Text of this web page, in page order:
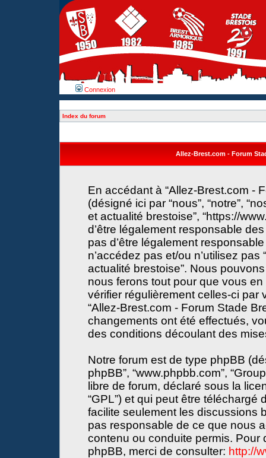
Connexion
Index du forum
Allez-Brest.com - Forum
En accédant à “Allez-Brest.com -
(désigné ici par “nous”, “notre”,
et actualité brestoise”, “https://
d’être légalement responsable
pas d’être légalement
n’accédez pas et/ou n’utilisez
actualité brestoise”. Nous
nous ferons tout pour que vous
vérifier régulièrement celles-ci par
“Allez-Brest.com - Forum Stade
changements ont été effectués,
des conditions découlant des
Notre forum est de type phpBB
phpBB”, “www.phpbb.com”,
libre de forum, déclaré sous la
“GPL”) et qui peut être téléchargé
facilite seulement les discussions
pas responsable de ce que nous
contenu ou conduite permis. Pour
phpBB, merci de consulter: http://